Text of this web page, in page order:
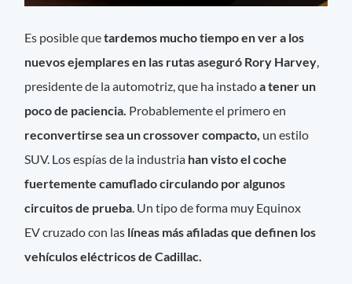
Es posible quetardemos mucho tiempo en ver a los
nuevos ejemplares en las rutas aseguró Rory Harvey,
presidente de la automotriz, que ha instadoa tener un
poco de paciencia. Probablemente el primero en
reconvertirse sea un crossover compacto, un estilo
SUV. Los espías de la industria han visto el coche
fuertemente camuflado circulando por algunos
circuitos de prueba. Un tipo de forma muy Equinox
EV cruzado con las líneas más afiladas que definen los
vehículos eléctricos de Cadillac.